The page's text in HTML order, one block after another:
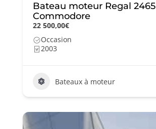
Bateau moteur Regal 2465
Commodore
22 500,00€
Occasion
2003
Bateaux à moteur